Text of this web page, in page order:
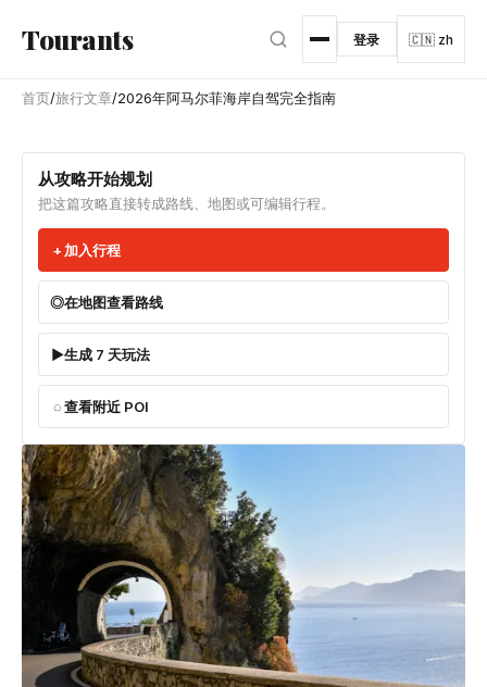
Tourants 登录 🇨🇳 zh
首页/旅行文章/2026年阿马尔菲海岸自驾完全指南
从攻略开始规划
把这篇攻略直接转成路线、地图或可编辑行程。
加入行程
在地图查看路线
生成 7 天玩法
查看附近 POI